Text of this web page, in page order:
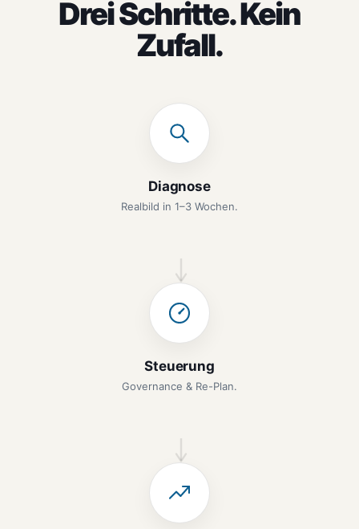
Drei Schritte. Kein
Zufall.
Diagnose
Realbild in 1–3 Wochen.
Steuerung
Governance & Re-Plan.